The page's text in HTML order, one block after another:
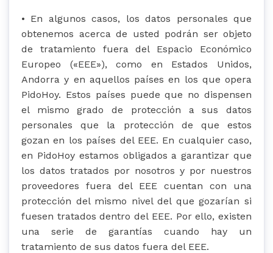
• En algunos casos, los datos personales que
obtenemos acerca de usted podrán ser objeto
de tratamiento fuera del Espacio Económico
Europeo («EEE»), como en Estados Unidos,
Andorra y en aquellos países en los que opera
PidoHoy. Estos países puede que no dispensen
el mismo grado de protección a sus datos
personales que la protección de que estos
gozan en los países del EEE. En cualquier caso,
en PidoHoy estamos obligados a garantizar que
los datos tratados por nosotros y por nuestros
proveedores fuera del EEE cuentan con una
protección del mismo nivel del que gozarían si
fuesen tratados dentro del EEE. Por ello, existen
una serie de garantías cuando hay un
tratamiento de sus datos fuera del EEE.